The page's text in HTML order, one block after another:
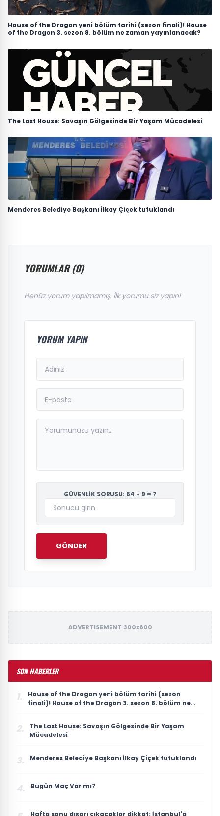
House of the Dragon yeni bölüm tarihi (sezon finali)! House
of the Dragon 3. sezon 8. bölüm ne zaman yayınlanacak?
The Last House: Savaşın Gölgesinde Bir Yaşam Mücadelesi
Menderes Belediye Başkanı İlkay Çiçek tutuklandı
YORUMLAR (0)
Henüz yorum yapılmamış. İlk yorumu siz yapın!
YORUM YAPIN
GÜVENLİK SORUSU: 64 + 9 = ?
GÖNDER
ADVERTISEMENT 300x600
SON HABERLER
1.
House of the Dragon yeni bölüm tarihi (sezon
finali)! House of the Dragon 3. sezon 8. bölüm ne
2.
The Last House: Savaşın Gölgesinde Bir Yaşam
Mücadelesi
3. Menderes Belediye Başkanı İlkay Çiçek tutuklandı
4. Bugün Maç Var mı?
Hafta sonu dışarı çıkacaklar dikkat: İstanbul'a